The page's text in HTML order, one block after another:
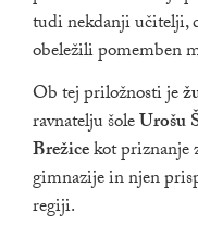
tudi nekdanji učitelji,
obeležili pomemben
Ob tej priložnosti je
ravnatelju šoleUrošu
Brežicekot priznanje
gimnazije in njen
regiji.